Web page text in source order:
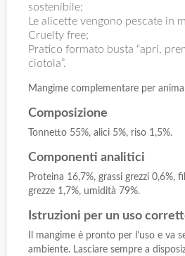
sostenibile;
Le alicette vengono pescate in
Cruelty free;
Pratico formato busta “apri,
ciotola”.
Mangime complementare per
Composizione
Tonnetto 55%, alici 5%, riso 1,5%.
Componenti analitici
Proteina 16,7%, grassi grezzi 0,6%,
grezze 1,7%, umidità 79%.
Istruzioni per un uso
Il mangime è pronto per l’uso e va
ambiente. Lasciare sempre a